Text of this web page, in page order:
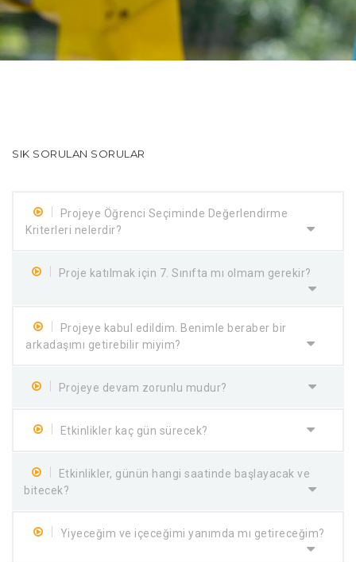
SIK SORULAN SORULAR
Projeye Öğrenci Seçiminde Değerlendirme
Kriterleri nelerdir?
Proje katılmak için 7. Sınıfta mı olmam gerekir?
Projeye kabul edildim. Benimle beraber bir
arkadaşımı getirebilir miyim?
Projeye devam zorunlu mudur?
Etkinlikler kaç gün sürecek?
Etkinlikler, günün hangi saatinde başlayacak ve
bitecek?
Yiyeceğim ve içeceğimi yanımda mı getireceğim?